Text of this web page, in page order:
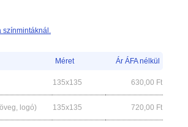
színmintáknál.
Méret Ár ÁFA nélkül
135x135 630,00 Ft
logó) 135x135 720,00 Ft